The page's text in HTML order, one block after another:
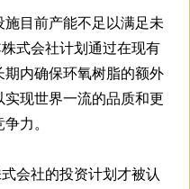
目前产能不足以满足未
式会社计划通过在现有
内确保环氧树脂的额外
现世界一流的品质和更
力。
会社的投资计划才被认